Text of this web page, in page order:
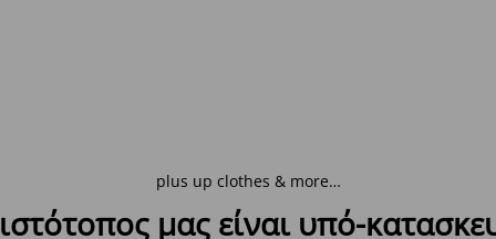
plus up clothes & more…
μας είναι υπό-